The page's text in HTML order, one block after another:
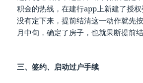
积金的热线，在建行app上新建了授
没有定下来，提前结清这一动作就先
月中旬，确定了房子，也就果断提前结
三、签约、启动过户手续